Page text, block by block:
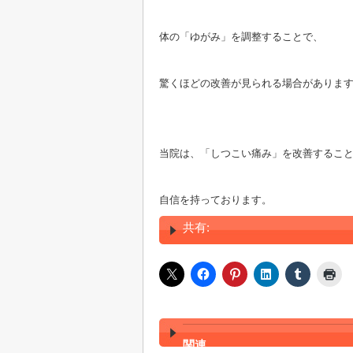
体の「ゆがみ」を調整することで、
驚くほどの改善が見られる場合があります
当院は、「しつこい痛み」を改善するこ
自信を持っております。
共有:
関連